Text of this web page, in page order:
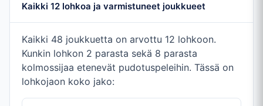
Kaikki 12 lohkoa ja varmistuneet joukkueet
Kaikki 48 joukkuetta on arvottu 12 lohkoon.
Kunkin lohkon 2 parasta sekä 8 parasta
kolmossijaa etenevät pudotuspeleihin. Tässä on
lohkojaon koko jako: